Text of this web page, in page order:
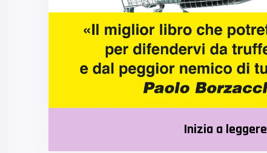
Inizia a leggere